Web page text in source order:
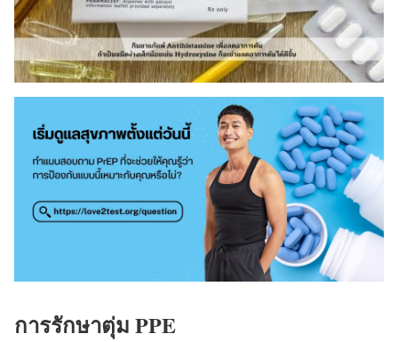
การรักษาตุ่ม PPE